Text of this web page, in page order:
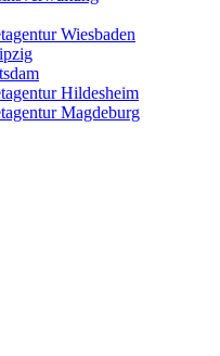
Wiesbaden
Hildesheim
Magdeburg